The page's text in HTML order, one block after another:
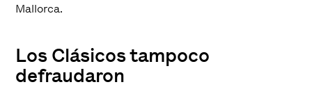
Mallorca.
Los Clásicos tampoco
defraudaron